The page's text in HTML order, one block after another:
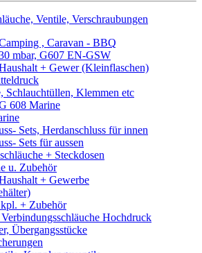
Ventile, Verschraubungen
, Caravan - BBQ
mbar, G607 EN-GSW
+ Gewer (Kleinflaschen)
Schlauchtüllen, Klemmen etc
608 Marine
Sets, Herdanschluss für innen
Sets für aussen
+ Steckdosen
u. Zubehör
+ Gewerbe
+ Zubehör
Hochdruck
Übergangsstücke